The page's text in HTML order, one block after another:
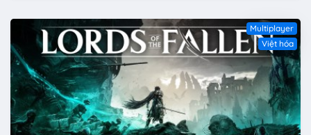
Multiplayer
Việt hóa